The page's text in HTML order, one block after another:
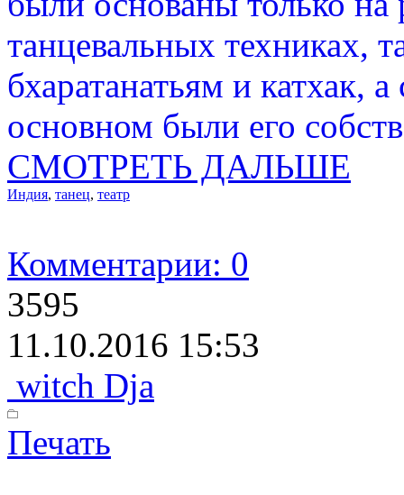
танцевальных техниках,
бхаратанатьям и катхак,
основном были его
СМОТРЕТЬ ДАЛЬШЕ
Индия, танец, театр
Комментарии: 0
3595
11.10.2016 15:53
witch Dja
Печать